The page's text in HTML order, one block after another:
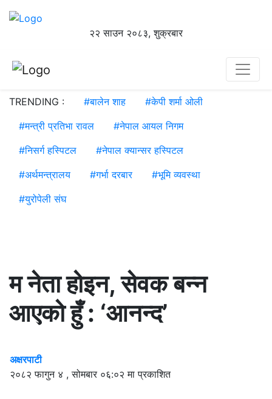
२२ साउन २०८३, शुक्रबार
TRENDING : #बालेन शाह #केपी शर्मा ओली
#मन्त्री प्रतिभा रावल #नेपाल आयल निगम
#निसर्ग हस्पिटल #नेपाल क्यान्सर हस्पिटल
#अर्थमन्त्रालय #गर्भा दरबार #भूमि व्यवस्था
#युरोपेली संघ
म नेता होइन, सेवक बन्न
आएको हुँ : ‘आनन्द’
अक्षरपाटी
२०८२ फागुन ४ , सोमबार ०६:०२ मा प्रकाशित